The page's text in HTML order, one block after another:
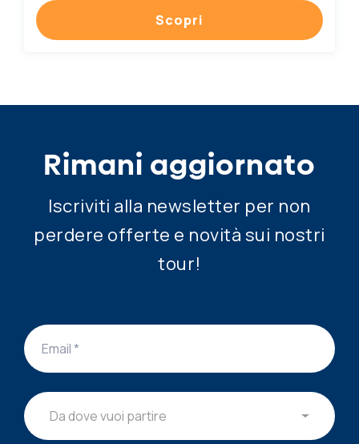
Scopri
Rimani aggiornato
Iscriviti alla newsletter per non
perdere offerte e novità sui nostri
tour!
Da dove vuoi partire